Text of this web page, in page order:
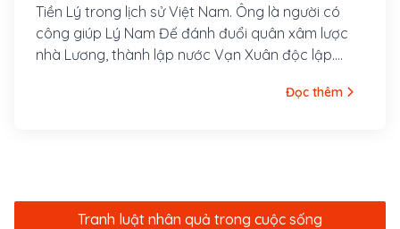
Tiền Lý trong lịch sử Việt Nam. Ông là người có
công giúp Lý Nam Đế đánh đuổi quân xâm lược
nhà Lương, thành lập nước Vạn Xuân độc lập.
tức là làng Thanh Liệt, huyện Thanh Trì (tên cũ là
Trì, làng Quang Liệt, nay là thôn Văn, xã Thanh
Đọc thêm
Tranh luật nhân quả trong cuộc sống